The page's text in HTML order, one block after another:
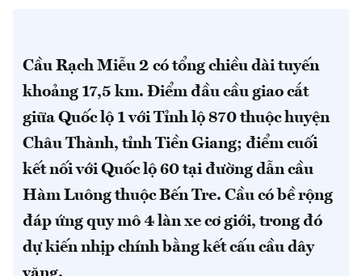
Cầu Rạch Miễu 2 có tổng chiều dài tuyến
khoảng 17,5 km. Điểm đầu cầu giao cắt
giữa Quốc lộ 1 với Tỉnh lộ 870 thuộc huyện
Châu Thành, tỉnh Tiền Giang; điểm cuối
kết nối với Quốc lộ 60 tại đường dẫn cầu
Hàm Luông thuộc Bến Tre. Cầu có bề rộng
đáp ứng quy mô 4 làn xe cơ giới, trong đó
dự kiến nhịp chính bằng kết cấu cầu dây